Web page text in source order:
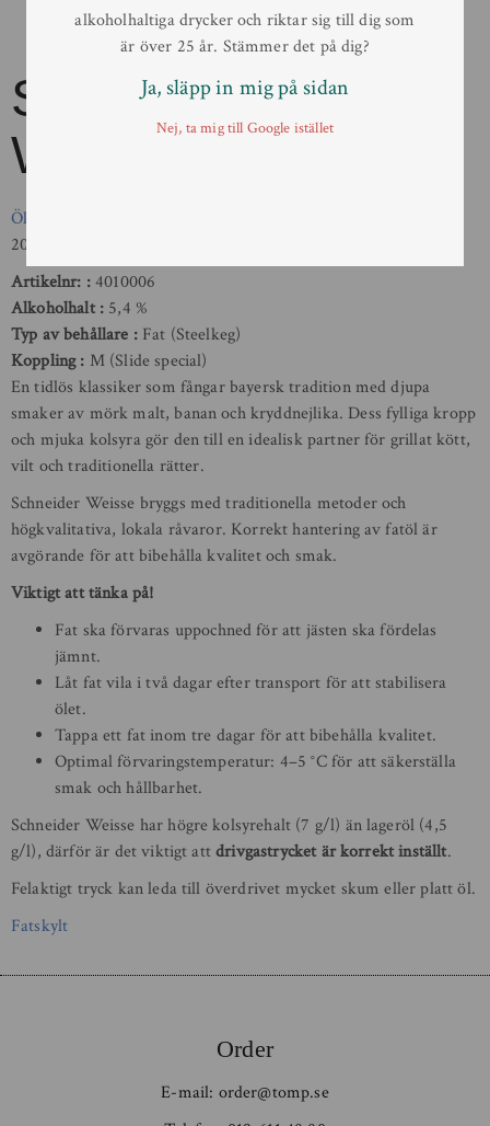
Schneider Original
Weissbier
Öl
20 L
Artikelnr:
4010006
Alkoholhalt
5,4 %
Typ av behållare
Fat (Steelkeg)
Koppling
M (Slide special)
En tidlös klassiker som fångar bayersk tradition med djupa
smaker av mörk malt, banan och kryddnejlika. Dess fylliga kropp
och mjuka kolsyra gör den till en idealisk partner för grillat kött,
vilt och traditionella rätter.
Schneider Weisse bryggs med traditionella metoder och
högkvalitativa, lokala råvaror. Korrekt hantering av fatöl är
avgörande för att bibehålla kvalitet och smak.
Viktigt att tänka på!
Fat ska förvaras uppochned för att jästen ska fördelas
jämnt.
Låt fat vila i två dagar efter transport för att stabilisera
ölet.
Tappa ett fat inom tre dagar för att bibehålla kvalitet.
Optimal förvaringstemperatur: 4–5 °C för att säkerställa
smak och hållbarhet.
Schneider Weisse har högre kolsyrehalt (7 g/l) än lageröl (4,5
g/l), därför är det viktigt attdrivgastrycket är korrekt inställt.
Felaktigt tryck kan leda till överdrivet mycket skum eller platt öl.
Fatskylt
Order
E-mail: order@tomp.se
alkoholhaltiga drycker och riktar sig till dig som
är över 25 år. Stämmer det på dig?
Ja, släpp in mig på sidan
Nej, ta mig till Google istället